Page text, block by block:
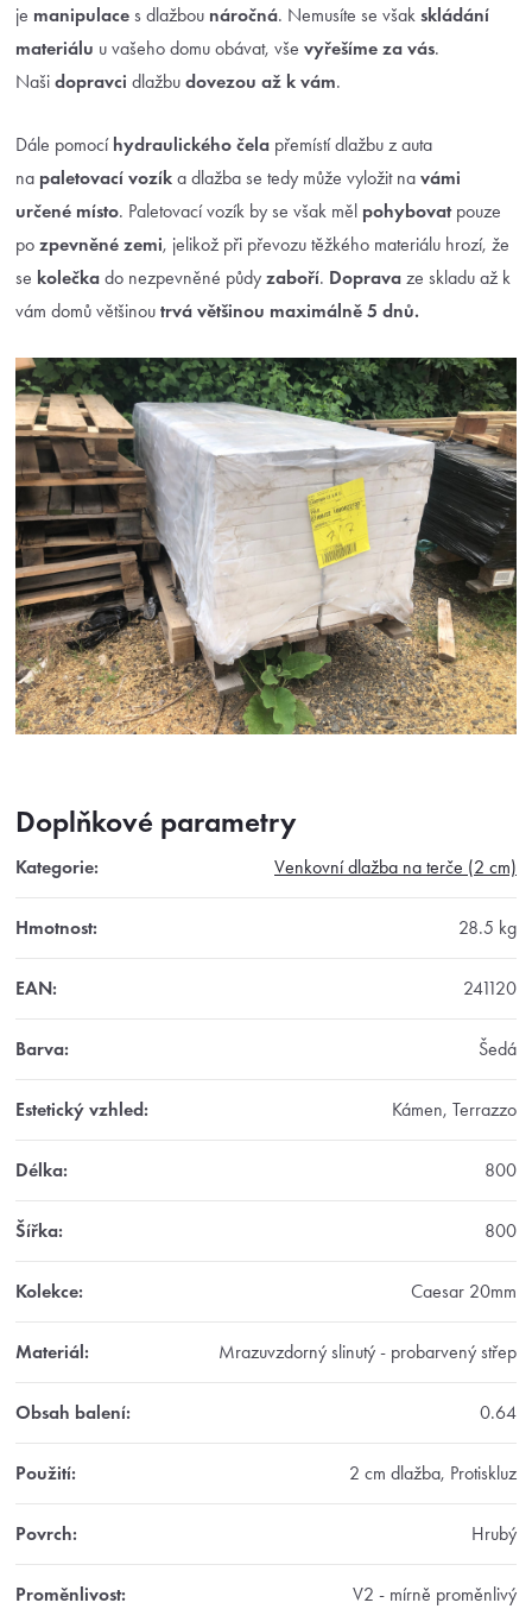
je manipulace s dlažbou náročná. Nemusíte se však skládání
materiálu u vašeho domu obávat, vše vyřešíme za vás.
Naši dopravci dlažbu dovezou až k vám.
Dále pomocí hydraulického čela přemístí dlažbu z auta
na paletovací vozík a dlažba se tedy může vyložit na vámi
určené místo. Paletovací vozík by se však měl pohybovatpouze
po zpevněné zemi, jelikož při převozu těžkého materiálu hrozí, že
se kolečka do nezpevněné půdy zaboří. Doprava ze skladu až k
vám domů většinou trvá většinou maximálně 5 dnů.
Doplňkové parametry
Kategorie: Venkovní dlažba na terče (2 cm)
Hmotnost: 28.5 kg
EAN: 241120
Barva: Šedá
Estetický vzhled: Kámen, Terrazzo
Délka: 800
Šířka: 800
Kolekce: Caesar 20mm
Materiál: Mrazuvzdorný slinutý - probarvený střep
Obsah balení: 0.64
Použití: 2 cm dlažba, Protiskluz
Povrch: Hrubý
Proměnlivost: V2 - mírně proměnlivý